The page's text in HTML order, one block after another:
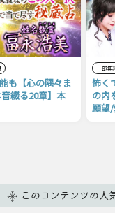
も【心の隅々ま
綴る20章】本
一部無
怖く
の内
願望
このコンテンツの人